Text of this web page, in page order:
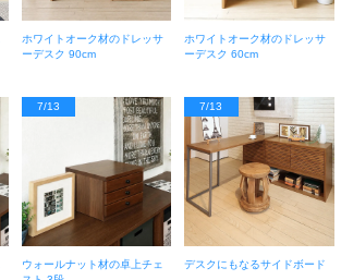
ホワイトオーク材のドレッサ
ーデスク 90cm
ホワイトオーク材のドレッサ
ーデスク 60cm
7/13
ウォールナット材の卓上チェ
7/13
デスクにもなるサイドボード